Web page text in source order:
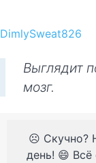
DimlySweat826
Выглядит
мозг.
☹️ Скучно?
день! 😄 Всё